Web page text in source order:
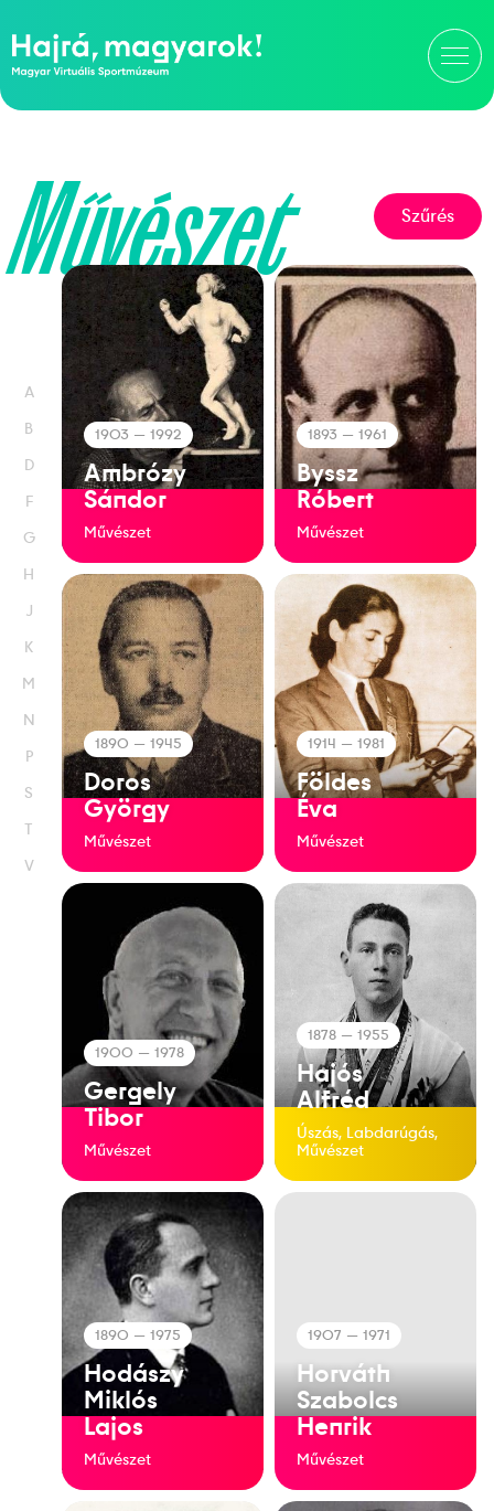
Művészet Szűrés
A
B
D
F
G
H
J
K
M
N
P
S
T
V
1903 — 1992
Ambrózy
Sándor
Művészet
1893 — 1961
Byssz
Róbert
Művészet
1890 — 1945
Doros
György
Művészet
1914 — 1981
Földes
Éva
Művészet
1900 — 1978
Gergely
Tibor
Művészet
1878 — 1955
Hajós
Alfréd
Úszás, Labdarúgás,
Művészet
1890 — 1975
Hodászy
Miklós
Lajos
Művészet
1907 — 1971
Horváth
Szabolcs
Henrik
Művészet